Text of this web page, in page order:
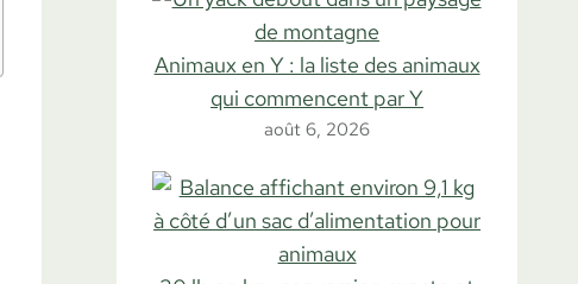
Animaux en Y : la liste des animaux
qui commencent par Y
août 6, 2026